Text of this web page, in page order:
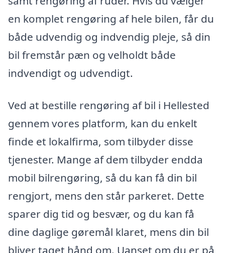
en komplet rengøring af hele bilen, får du
både udvendig og indvendig pleje, så din
bil fremstår pæn og velholdt både
indvendigt og udvendigt.
Ved at bestille rengøring af bil i Hellested
gennem vores platform, kan du enkelt
finde et lokalfirma, som tilbyder disse
tjenester. Mange af dem tilbyder endda
mobil bilrengøring, så du kan få din bil
rengjort, mens den står parkeret. Dette
sparer dig tid og besvær, og du kan få
dine daglige gøremål klaret, mens din bil
bliver taget hånd om. Uanset om du er på